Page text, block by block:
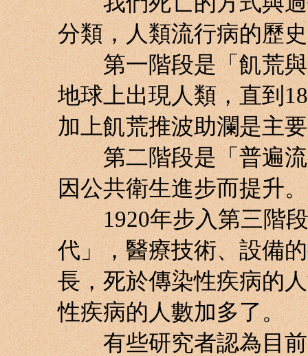
分類，人類流行病的歷史
第一階段是「飢荒與
地球上出現人類，直到
加上飢荒推波助瀾是主
第二階段是「普遍流
因公共衛生進步而提升。
1920年步入第三階段
代」，醫療技術、設備
長，死於傳染性疾病的
性疾病的人數加多了。
有些研究者認為目前